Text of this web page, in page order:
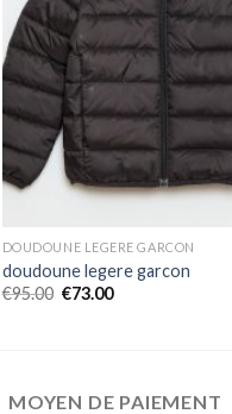
DOUDOUNE LEGERE GARCON
doudoune legere garcon
€95.00 €73.00
MOYEN DE PAIEMENT